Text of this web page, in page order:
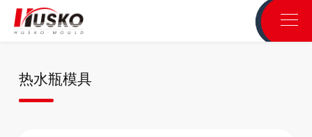
热水瓶模具